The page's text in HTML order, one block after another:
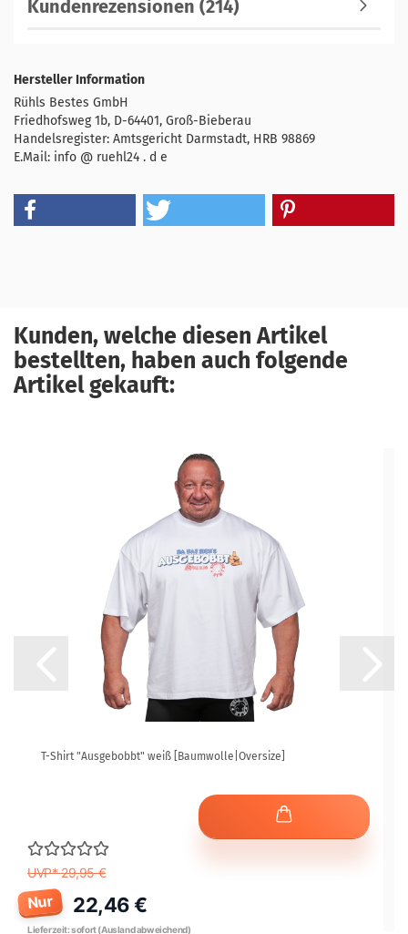
Kundenrezensionen (214)
Hersteller Information
Rühls Bestes GmbH
Friedhofsweg 1b, D-64401, Groß-Bieberau
Handelsregister: Amtsgericht Darmstadt, HRB 98869
E.Mail: info @ ruehl24 . d e
Kunden, welche diesen Artikel
bestellten, haben auch folgende
Artikel gekauft:
T-Shirt "Ausgebobbt" weiß [Baumwolle|Oversize]
UVP* 29,95 €
Nur 22,46 €